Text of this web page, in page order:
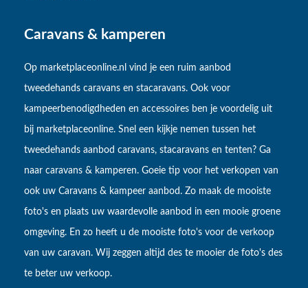
Caravans & kamperen
Op marketplaceonline.nl vind je een ruim aanbod
tweedehands caravans en stacaravans. Ook voor
kampeerbenodigdheden en accessoires ben je voordelig uit
bij marketplaceonline. Snel een kijkje nemen tussen het
tweedehands aanbod caravans, stacaravans en tenten? Ga
naar caravans & kamperen. Goeie tip voor het verkopen van
ook uw Caravans & kampeer aanbod. Zo maak de mooiste
foto's en plaats uw waardevolle aanbod in een mooie groene
omgeving. En zo heeft u de mooiste foto's voor de verkoop
van uw caravan. Wij zeggen altijd des te mooier de foto's des
te beter uw verkoop.